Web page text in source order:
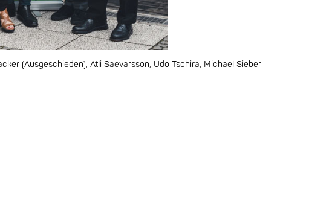
(Ausgeschieden), Atli Saevarsson, Udo Tschira, Michael Sieber